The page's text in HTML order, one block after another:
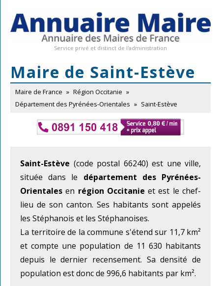
Service privé et distinct de l'administration
Maire de Saint-Estève
Maire de France » Région Occitanie »
Département des Pyrénées-Orientales » Saint-Estève
Saint-Estève (code postal 66240) est une ville,
située dans le département des Pyrénées-
Orientales en région Occitanie et est le chef-
lieu de son canton. Ses habitants sont appelés
les Stéphanois et les Stéphanoises.
La territoire de la commune s'étend sur 11,7 km²
et compte une population de 11 630 habitants
depuis le dernier recensement. Sa densité de
population est donc de 996,6 habitants par km².